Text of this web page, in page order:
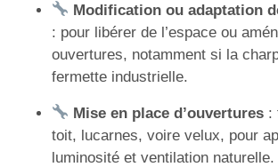
Modification ou adaptation
: pour libérer de l’espace ou
ouvertures, notamment si la
fermette industrielle.
Mise en place d’ouvertures :
toit, lucarnes, voire velux, pour
luminosité et ventilation